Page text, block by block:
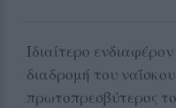
Ιδιαίτερο
διαδρομή του
πρωτοπρεσβύτερος